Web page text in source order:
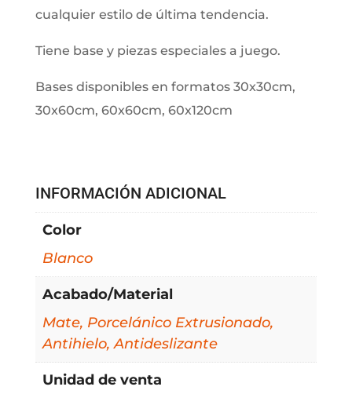
cualquier estilo de última tendencia.
Tiene base y piezas especiales a juego.
Bases disponibles en formatos 30x30cm,
30x60cm, 60x60cm, 60x120cm
INFORMACIÓN ADICIONAL
Color
Blanco
Acabado/Material
Mate, Porcelánico Extrusionado,
Antihielo, Antideslizante
Unidad de venta